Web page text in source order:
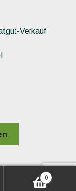
Verkauf
dem bisherigen
0